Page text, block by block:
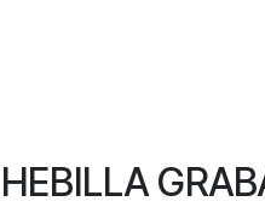
HEBILLA